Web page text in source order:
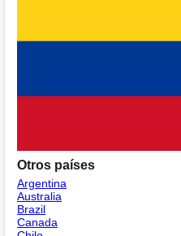
Otros países
Argentina
Australia
Brazil
Canada